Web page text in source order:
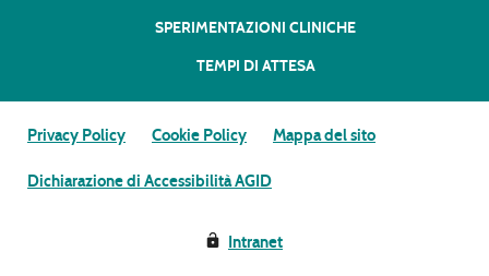
SPERIMENTAZIONI CLINICHE
TEMPI DI ATTESA
Privacy Policy Cookie Policy Mappa del sito
Dichiarazione di Accessibilità AGID
Intranet